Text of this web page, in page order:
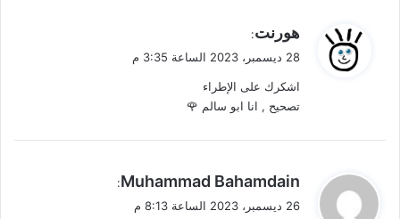
ل
هورنت:
28 ديسمبر، 2023 الساعة 3:35 م
اشكرك على الإطراء
تصحيح , انا ابو سالم 🌹
يMuhammad Bahamdain
:
26 ديسمبر، 2023 الساعة 8:13 م